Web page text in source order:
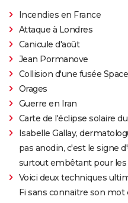
Incendies en France
Attaque à Londres
Canicule d'août
Jean Pormanove
Collision d'une fusée
Orages
Guerre en Iran
Carte de l'éclipse solaire
Isabelle Gallay,
pas anodin, c'est le signe
surtout embêtant pour les
Voici deux techniques
Fi sans connaitre son mot